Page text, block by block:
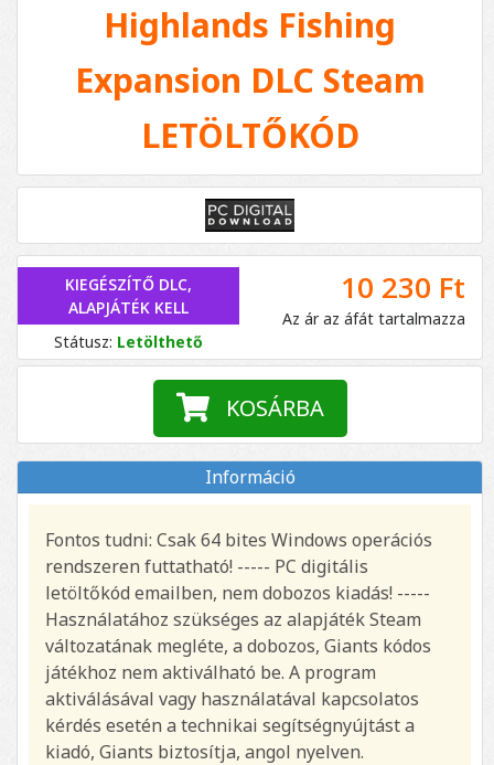
Highlands Fishing
Expansion DLC Steam
LETÖLTŐKÓD
KIEGÉSZÍTŐ DLC,
ALAPJÁTÉK KELL
Státusz: Letölthető
10 230 Ft
Az ár az áfát tartalmazza
KOSÁRBA
Információ
Fontos tudni: Csak 64 bites Windows operációs
rendszeren futtatható! ----- PC digitális
letöltőkód emailben, nem dobozos kiadás! -----
Használatához szükséges az alapjáték Steam
változatának megléte, a dobozos, Giants kódos
játékhoz nem aktiválható be. A program
aktiválásával vagy használatával kapcsolatos
kérdés esetén a technikai segítségnyújtást a
kiadó, Giants biztosítja, angol nyelven.